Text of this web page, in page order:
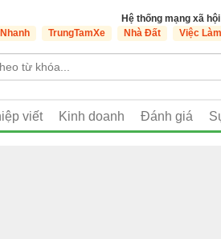
Hệ thống mạng xã
TrungTamXe Nhà Đất Việc Làm
viết Kinh doanh Đánh giá